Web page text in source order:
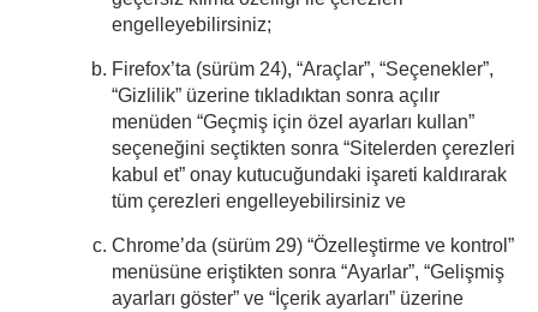
engelleyebilirsiniz;
Firefox’ta (sürüm 24), “Araçlar”, “Seçenekler”,
“Gizlilik” üzerine tıkladıktan sonra açılır
menüden “Geçmiş için özel ayarları kullan”
seçeneğini seçtikten sonra “Sitelerden çerezleri
kabul et” onay kutucuğundaki işareti kaldırarak
tüm çerezleri engelleyebilirsiniz ve
Chrome’da (sürüm 29) “Özelleştirme ve kontrol”
menüsüne eriştikten sonra “Ayarlar”, “Gelişmiş
ayarları göster” ve “İçerik ayarları” üzerine